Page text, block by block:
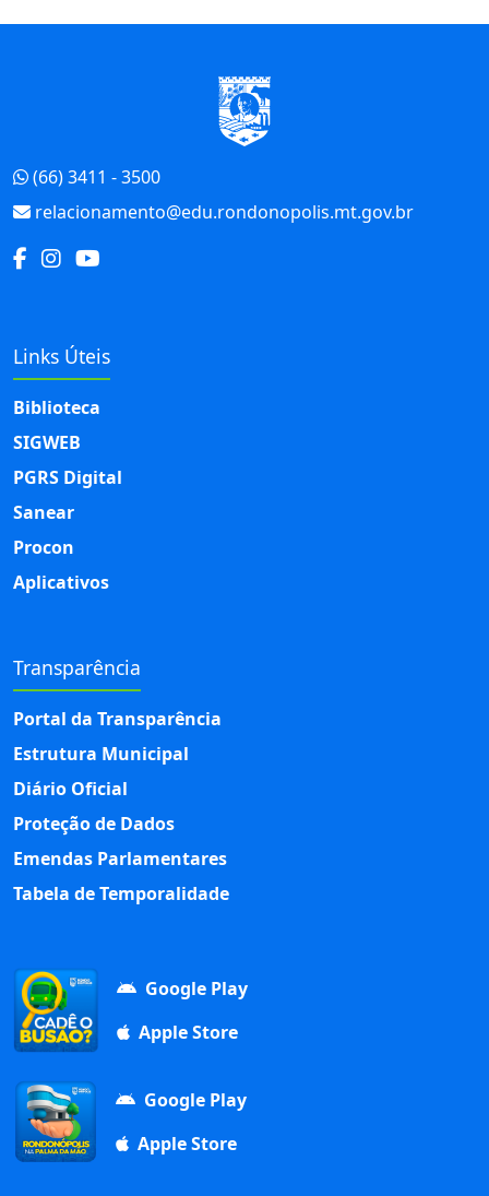
(66) 3411 - 3500
relacionamento@edu.rondonopolis.mt.gov.br
Links Úteis
Biblioteca
SIGWEB
PGRS Digital
Sanear
Procon
Aplicativos
Transparência
Portal da Transparência
Estrutura Municipal
Diário Oficial
Proteção de Dados
Emendas Parlamentares
Tabela de Temporalidade
Google Play
Apple Store
Google Play
Apple Store